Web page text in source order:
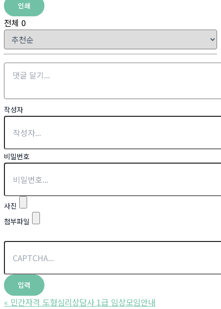
인쇄
전체 0
작성자
비밀번호
사진
첨부파일
« 민간자격 도형심리상담사 1급 임상모임안내